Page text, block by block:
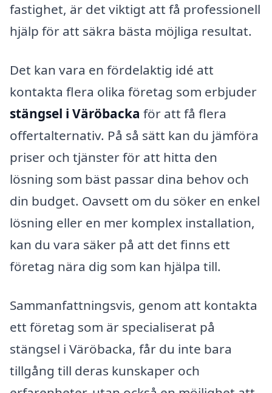
fastighet, är det viktigt att få professionell
hjälp för att säkra bästa möjliga resultat.
Det kan vara en fördelaktig idé att
kontakta flera olika företag som erbjuder
stängsel i Väröbacka för att få flera
offertalternativ. På så sätt kan du jämföra
priser och tjänster för att hitta den
lösning som bäst passar dina behov och
din budget. Oavsett om du söker en enkel
lösning eller en mer komplex installation,
kan du vara säker på att det finns ett
företag nära dig som kan hjälpa till.
Sammanfattningsvis, genom att kontakta
ett företag som är specialiserat på
stängsel i Väröbacka, får du inte bara
tillgång till deras kunskaper och